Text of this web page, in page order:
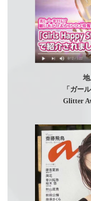
「ガー
Glitter